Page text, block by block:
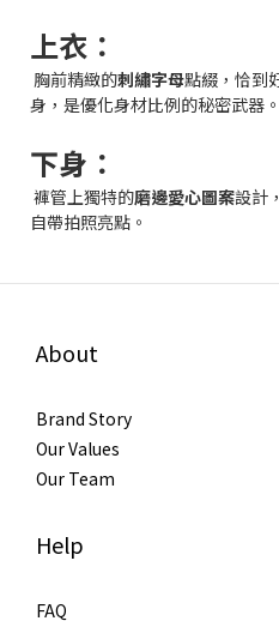
上衣：
胸前精緻的刺繡字母點綴，恰到
身，是優化身材比例的秘密武器。
下身：
褲管上獨特的磨邊愛心圖案設計
自帶拍照亮點。
About
Brand Story
Our Values
Our Team
Help
FAQ